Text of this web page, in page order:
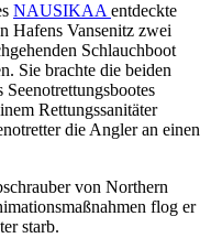
NAUSIKAAentdeckte
Hafens Vansenitz zwei
Schlauchboot
Sie brachte die beiden
Rettungssanitäter
die Angler an einen
von Northern
flog er
starb.